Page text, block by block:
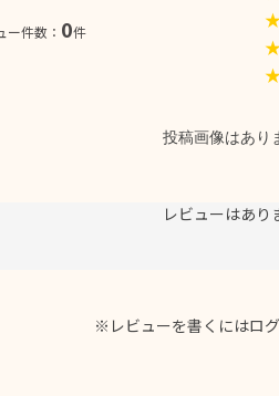
ー件数： 0件
★
★
★
投稿画像はあり
レビューはあり
※レビューを書くにはロ